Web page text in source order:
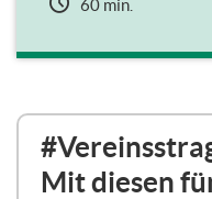
60 min.
Topic
outline
Mit diesen